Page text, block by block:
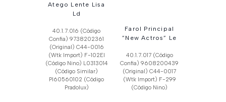
Atego Lente Lisa
Ld
40.1.7.016 (Código
Confia) 9738202361
(Original) C44-0016
(Wtk Import) F-102El
(Código Nino) L0313014
(Código Similar)
Pl60560102 (Código
Pradolux)
Farol Principal
”New Actros” Le
40.1.7.017 (Código
Confia) 9608200439
(Original) C44-0017
(Wtk Import) F-299
(Código Nino)